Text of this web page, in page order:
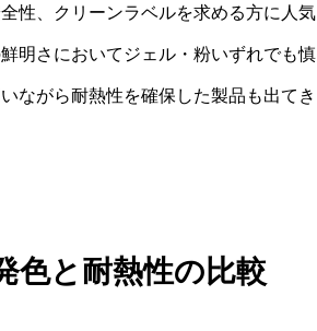
性、クリーンラベルを求める方に人気
明さにおいてジェル・粉いずれでも慎
ながら耐熱性を確保した製品も出てき
色と耐熱性の比較